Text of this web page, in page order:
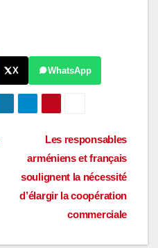
X WhatsApp
Les responsables
arméniens et français
soulignent la nécessité
d’élargir la coopération
commerciale